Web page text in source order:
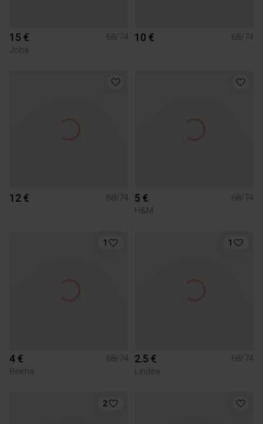
15 €
68/74
Joha
10 € 68/74
12 € 68/74 5 €
68/74
H&M
1
4 €
68/74
Reima
1
2.5 €
68/74
Lindex
2